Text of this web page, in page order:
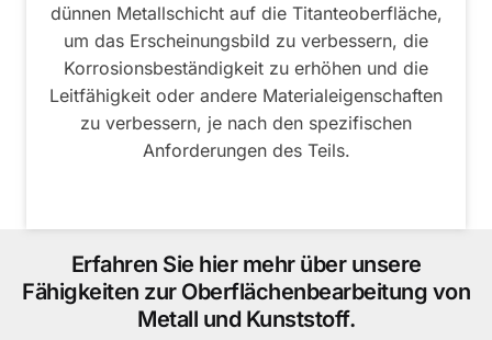
dünnen Metallschicht auf die Titanteoberfläche,
um das Erscheinungsbild zu verbessern, die
Korrosionsbeständigkeit zu erhöhen und die
Leitfähigkeit oder andere Materialeigenschaften
zu verbessern, je nach den spezifischen
Anforderungen des Teils.
Erfahren Sie hier mehr über unsere
Fähigkeiten zur Oberflächenbearbeitung von
Metall und Kunststoff.